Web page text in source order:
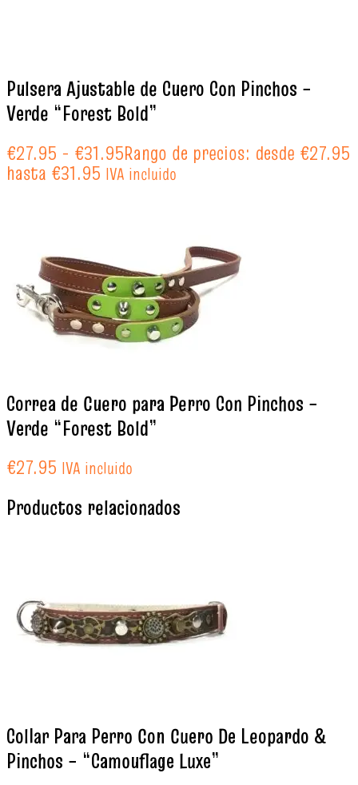
Pulsera Ajustable de Cuero Con Pinchos –
Verde “Forest Bold”
€27.95 - €31.95Rango de precios: desde €27.95
hasta €31.95 IVA incluido
Correa de Cuero para Perro Con Pinchos –
Verde “Forest Bold”
€27.95 IVA incluido
Productos relacionados
Collar Para Perro Con Cuero De Leopardo &
Pinchos – “Camouflage Luxe”